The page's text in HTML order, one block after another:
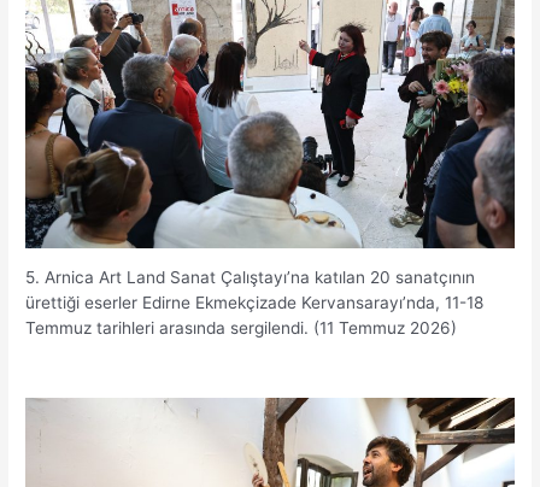
5. Arnica Art Land Sanat Çalıştayı’na katılan 20 sanatçının
ürettiği eserler Edirne Ekmekçizade Kervansarayı’nda, 11-18
Temmuz tarihleri arasında sergilendi. (11 Temmuz 2026)